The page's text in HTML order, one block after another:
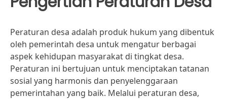
Peraturan desa adalah produk hukum yang dibentuk
oleh pemerintah desa untuk mengatur berbagai
aspek kehidupan masyarakat di tingkat desa.
Peraturan ini bertujuan untuk menciptakan tatanan
sosial yang harmonis dan penyelenggaraan
pemerintahan yang baik. Melalui peraturan desa,